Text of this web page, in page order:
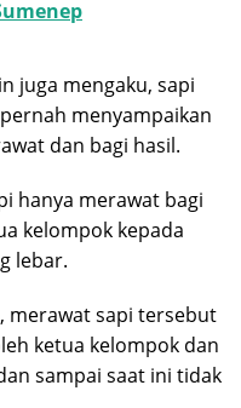
juga mengaku, sapi
menyampaikan
dan bagi hasil.
hanya merawat bagi
kelompok kepada
lebar.
merawat sapi tersebut
ketua kelompok dan
sampai saat ini tidak